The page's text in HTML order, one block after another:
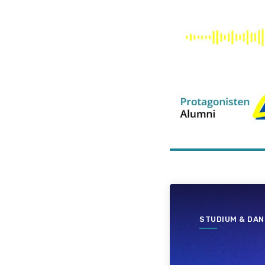
STUDIUM &